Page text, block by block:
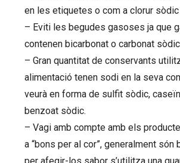
en les etiquetes o com a clorur sòdic
– Eviti les begudes gasoses ja que
contenen bicarbonat o carbonat
– Gran quantitat de conservants
alimentació tenen sodi en la seva
veurà en forma de sulfit sòdic,
benzoat sòdic.
– Vagi amb compte amb els
a “bons per al cor”, generalment són